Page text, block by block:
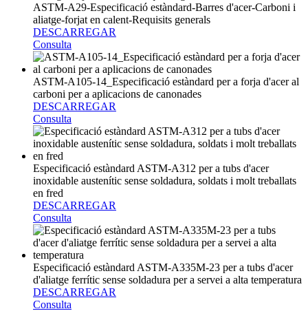
ASTM-A29-Especificació estàndard-Barres d'acer-Carboni i
aliatge-forjat en calent-Requisits generals
DESCARREGAR
Consulta
ASTM-A105-14_Especificació estàndard per a forja d'acer al
carboni per a aplicacions de canonades
DESCARREGAR
Consulta
Especificació estàndard ASTM-A312 per a tubs d'acer
inoxidable austenític sense soldadura, soldats i molt treballats
en fred
DESCARREGAR
Consulta
Especificació estàndard ASTM-A335M-23 per a tubs d'acer
d'aliatge ferrític sense soldadura per a servei a alta temperatura
DESCARREGAR
Consulta